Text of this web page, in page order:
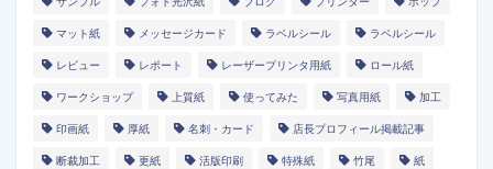
マット紙 メッセージカード ラベルシール ラベルシール
レビュー レポート レーザープリンタ用紙 ロール紙
ワークショップ 上質紙 使ってみた 写真用紙 加工
印画紙 厚紙 名刺・カード 店長プロフィール掲載記事
断裁加工 更紙 活版印刷 特殊紙 竹尾 紙